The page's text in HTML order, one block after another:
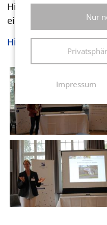
Highlight im Harz, da
einig.
Hier geht's zur
Nur
Impressum